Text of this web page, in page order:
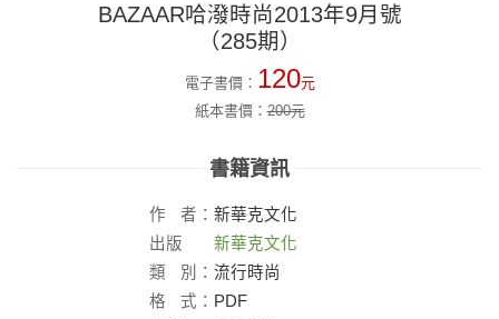
BAZAAR哈潑時尚2013年9月號
（285期）
電子書價： 120元
紙本書價：200元
書籍資訊
作 者： 新華克文化
出版
社：
新華克文化
類
別： 流行時尚
格
式： PDF